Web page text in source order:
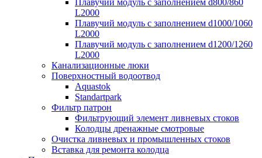
Плавучий модуль с заполнением d800/860
L2000
Плавучий модуль с заполнением d1000/1060
L2000
Плавучий модуль с заполнением d1200/1260
L2000
Канализационные люки
Поверхностный водоотвод
Aquastok
Standartpark
Фильтр патрон
Фильтрующий элемент ливневых стоков
Колодцы дренажные смотровые
Очистка ливневых и промышленных стоков
Вставка для ремонта колодца